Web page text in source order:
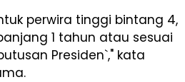
perwira tinggi bintang 4,
1 tahun atau sesuai
Presiden`," kata